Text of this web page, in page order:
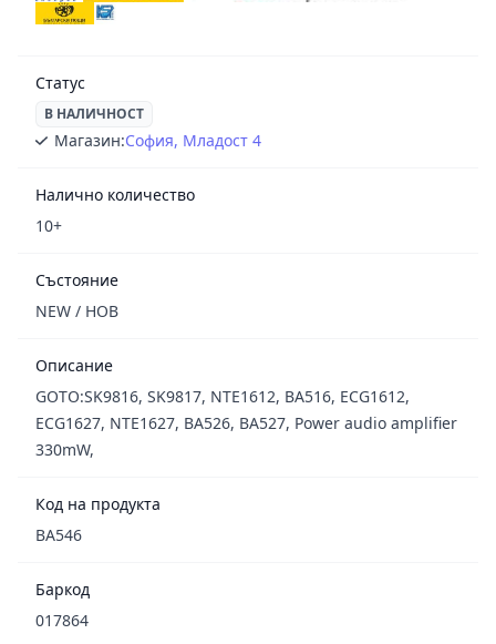
Статус
В НАЛИЧНОСТ
Магазин:София, Младост 4
Налично количество
10+
Състояние
NEW / НОВ
Описание
GOTO:SK9816, SK9817, NTE1612, BA516, ECG1612,
ECG1627, NTE1627, BA526, BA527, Power audio amplifier
330mW,
Код на продукта
BA546
Баркод
017864